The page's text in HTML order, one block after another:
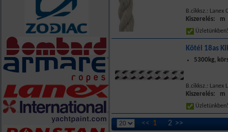
B.cikksz.: Lanex
Kiszerelés: m
Kötél 18as
5300kg,
B.cikksz.: Lanex
Kiszerelés: m
<< 1 2 >>